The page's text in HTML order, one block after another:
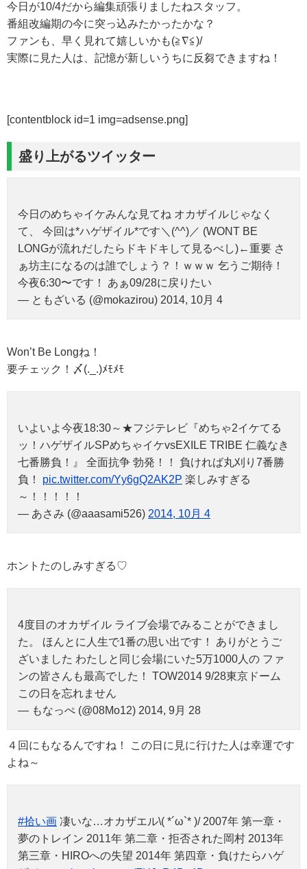
今日が10/4だから編集頑張りましたねスタッフ。
番組改編期の今に突っ込みたかったかな？
ファンも、早く見れて嬉しいかも(≧∇≦)/
実際に見た人は、記憶が新しいうちに反芻できますね！
[contentblock id=1 img=adsense.png]
盛り上がるツイッター
今日のめちゃイケみんな見てね オカザイルじゃなく
て、 今回は*ハゲザイル*です＼(^^)／ (WONT BE
LONGが流れだしたらドキドキして見るべし)←重要 さ
ぁ坊主になるのは誰でしょう？！ｗｗｗ 乞うご期待！
今夜6:30〜です！ あぁ09/28に戻りたい
— ともざいる (@mokazirou) 2014, 10月 4
Won’t Be Longね！
要チェック！〆(._.)ﾒﾓﾒﾓ
いよいよ今夜18:30～★フジテレビ『めちゃ2イケてる
ッ！ハゲザイルSPめちゃイケvsEXILE TRIBE 仁義なき
七番勝負！』 全面抗争 勃発！！ 負ければ丸刈り7番勝
負！ pic.twitter.com/Yy6gQ2AK2P 楽しみすぎる
～！！！！！
— あさみ (@aaasami526) 2014, 10月 4
ホントたのしみすぎる♡
4度目のオカザイル ライブ会場でみることができまし
た。 ほんとに人生で1番の思い出です！ ありがとうご
ざいました わたしと同じ会場にいた5万1000人の ファ
ンの皆さんも最高でした！ TOW2014 9/28東京ドーム
この日を忘れません
— もなっぺ (@08Mo12) 2014, 9月 28
４回にもなるんですね！ この日に見に行けた人は幸運です
よね～
#拾い画 凄いな…オカザエル\( *´ω`* )/ 2007年 第一章・
夢のトレイン 2011年 第二章・拒否された岡村 2013年
第三章・HIROへの失望 2014年 第四章・負けたらハゲ